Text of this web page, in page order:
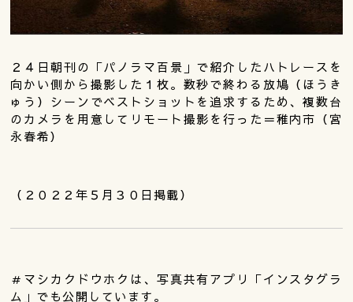
２４日朝刊の「パノラマ百景」で紹介したハトレースを
向かい側から撮影した１枚。数秒で終わる放鳩（ほうき
ゅう）シーンでベストショットを追求するため、複数台
のカメラを用意してリモート撮影を行った＝稚内市（宮
永春希）
（２０２２年５月３０日掲載）
＃マシカクドウホクは、写真共有アプリ「インスタグラ
ム」でも公開しています。